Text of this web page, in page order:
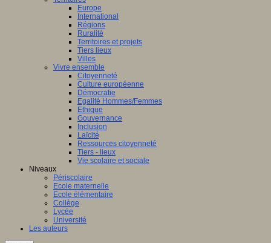
Europe
International
Régions
Ruralité
Territoires et projets
Tiers lieux
Villes
Vivre ensemble
Citoyenneté
Culture européenne
Démocratie
Egalité Hommes/Femmes
Ethique
Gouvernance
Inclusion
Laïcité
Ressources citoyenneté
Tiers - lieux
Vie scolaire et sociale
Niveaux
Périscolaire
Ecole maternelle
Ecole élémentaire
Collège
Lycée
Université
Les auteurs